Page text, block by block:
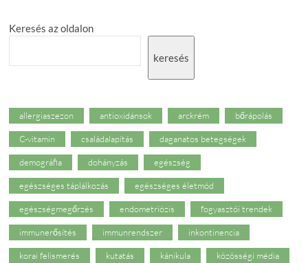
Keresés az oldalon
keresés
allergiaszezon antioxidánsok arckrém bőrápolás
C-vitamin családalapítás daganatos betegségek
demográfia dohányzás egészség
egészséges táplálkozás egészséges életmód
egészségmegőrzés endometriózis fogyasztói trendek
immunerősítés immunrendszer inkontinencia
korai felismerés kutatás kánikula közösségi média